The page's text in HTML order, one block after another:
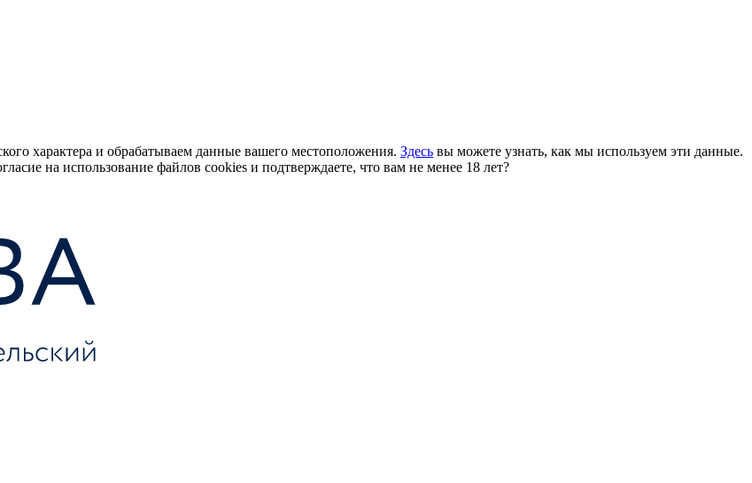
характера и обрабатываем данные вашего местоположения. Здесь вы можете узнать, как мы используем эти данные.
на использование файлов cookies и подтверждаете, что вам не менее 18 лет?